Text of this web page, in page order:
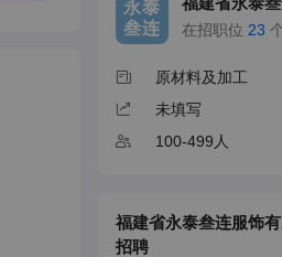
永泰
叁连
在招职位 23
原材料及加工
未填写
100-499人
福建省永泰叁连服饰
招聘